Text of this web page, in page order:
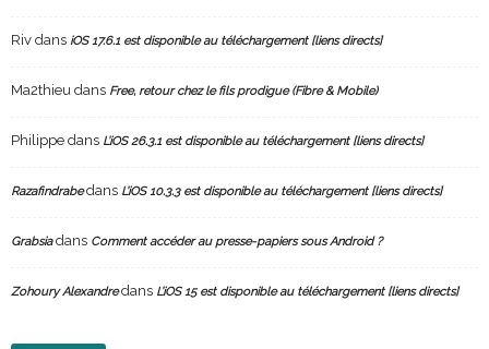
Riv dans iOS 17.6.1 est disponible au téléchargement [liens directs]
Ma2thieu dans Free, retour chez le fils prodigue (Fibre & Mobile)
Philippe dans L’iOS 26.3.1 est disponible au téléchargement [liens directs]
Razafindrabedans L’iOS 10.3.3 est disponible au téléchargement [liens directs]
Grabsiadans Comment accéder au presse-papiers sous Android ?
Zohoury Alexandredans L’iOS 15 est disponible au téléchargement [liens directs]